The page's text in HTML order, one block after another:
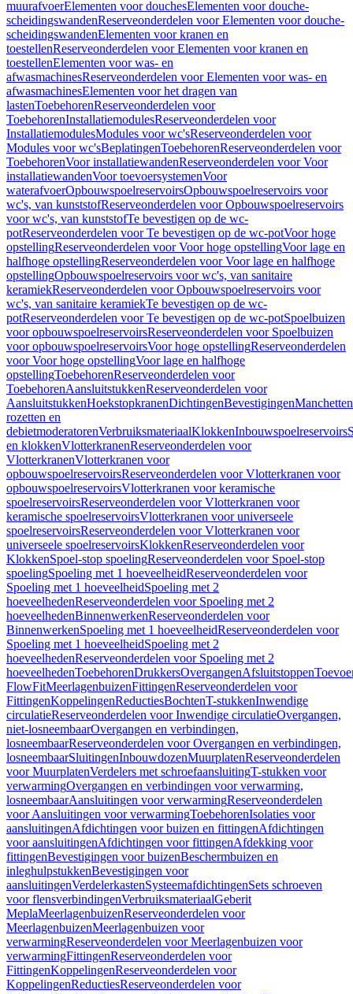
muurafvoerElementen voor douchesElementen voor douche-
scheidingswandenReserveonderdelen voor Elementen voor douche-
scheidingswandenElementen voor kranen en
toestellenReserveonderdelen voor Elementen voor kranen en
toestellenElementen voor was- en
afwasmachinesReserveonderdelen voor Elementen voor was- en
afwasmachinesElementen voor het dragen van
lastenToebehorenReserveonderdelen voor
ToebehorenInstallatiemodulesReserveonderdelen voor
InstallatiemodulesModules voor wc'sReserveonderdelen voor
Modules voor wc'sBeplatingenToebehorenReserveonderdelen voor
ToebehorenVoor installatiewandenReserveonderdelen voor Voor
installatiewandenVoor toevoersystemenVoor
waterafvoerOpbouwspoelreservoirsOpbouwspoelreservoirs voor
wc's, van kunststofReserveonderdelen voor Opbouwspoelreservoirs
voor wc's, van kunststofTe bevestigen op de wc-
potReserveonderdelen voor Te bevestigen op de wc-potVoor hoge
opstellingReserveonderdelen voor Voor hoge opstellingVoor lage en
halfhoge opstellingReserveonderdelen voor Voor lage en halfhoge
opstellingOpbouwspoelreservoirs voor wc's, van sanitaire
keramiekReserveonderdelen voor Opbouwspoelreservoirs voor
wc's, van sanitaire keramiekTe bevestigen op de wc-
potReserveonderdelen voor Te bevestigen op de wc-potSpoelbuizen
voor opbouwspoelreservoirsReserveonderdelen voor Spoelbuizen
voor opbouwspoelreservoirsVoor hoge opstellingReserveonderdelen
voor Voor hoge opstellingVoor lage en halfhoge
opstellingToebehorenReserveonderdelen voor
ToebehorenAansluitstukkenReserveonderdelen voor
AansluitstukkenHoekstopkranenDichtingenBevestigingenManchetten
rozetten en
debietmoderatorenVerbruiksmateriaalKlokkenInbouwspoelreservoirs
en klokkenVlotterkranenReserveonderdelen voor
VlotterkranenVlotterkranen voor
opbouwspoelreservoirsReserveonderdelen voor Vlotterkranen voor
opbouwspoelreservoirsVlotterkranen voor keramische
spoelreservoirsReserveonderdelen voor Vlotterkranen voor
keramische spoelreservoirsVlotterkranen voor universeele
spoelreservoirsReserveonderdelen voor Vlotterkranen voor
universeele spoelreservoirsKlokkenReserveonderdelen voor
KlokkenSpoel-stop spoelingReserveonderdelen voor Spoel-stop
spoelingSpoeling met 1 hoeveelheidReserveonderdelen voor
Spoeling met 1 hoeveelheidSpoeling met 2
hoeveelhedenReserveonderdelen voor Spoeling met 2
hoeveelhedenBinnenwerkenReserveonderdelen voor
BinnenwerkenSpoeling met 1 hoeveelheidReserveonderdelen voor
Spoeling met 1 hoeveelheidSpoeling met 2
hoeveelhedenReserveonderdelen voor Spoeling met 2
hoeveelhedenToebehorenDrukkersOvergangenAfsluitstoppen
FlowFitMeerlagenbuizenFittingenReserveonderdelen voor
FittingenKoppelingenReductiesBochtenT-stukkenInwendige
circulatieReserveonderdelen voor Inwendige circulatieOvergangen,
niet-losneembaarOvergangen en verbindingen,
losneembaarReserveonderdelen voor Overgangen en verbindingen,
losneembaarSluitingenInbouwdozenMuurplatenReserveonderdelen
voor MuurplatenVerdelers met schroefaansluitingT-stukken voor
verwarmingOvergangen en verbindingen voor verwarming,
losneembaarAansluitingen voor verwarmingReserveonderdelen
voor Aansluitingen voor verwarmingToebehorenIsolaties voor
aansluitingenAfdichtingen voor buizen en fittingenAfdichtingen
voor aansluitingenAfdichtingen voor fittingenAfdekking voor
fittingenBevestigingen voor buizenBeschermbuizen en
inleghulpstukkenBevestigingen voor
aansluitingenVerdelerkastenSysteemafdichtingenSets schroeven
voor flensverbindingenVerbruiksmateriaalGeberit
MeplaMeerlagenbuizenReserveonderdelen voor
MeerlagenbuizenMeerlagenbuizen voor
verwarmingReserveonderdelen voor Meerlagenbuizen voor
verwarmingFittingenReserveonderdelen voor
FittingenKoppelingenReserveonderdelen voor
KoppelingenReductiesReserveonderdelen voor